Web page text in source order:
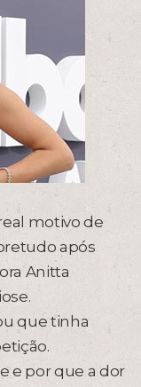
motivo de
após
Anitta
que tinha
e por que a dor